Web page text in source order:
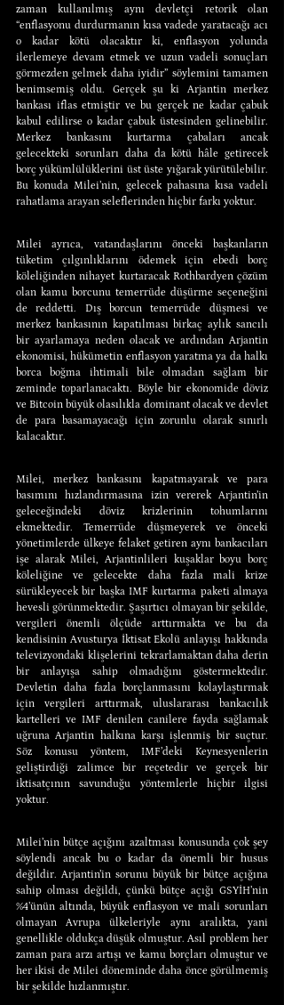
zaman kullanılmış aynı devletçi retorik olan
“enflasyonu durdurmanın kısa vadede yaratacağı acı
o kadar kötü olacaktır ki, enflasyon yolunda
ilerlemeye devam etmek ve uzun vadeli sonuçları
görmezden gelmek daha iyidir” söylemini tamamen
benimsemiş oldu. Gerçek şu ki Arjantin merkez
bankası iflas etmiştir ve bu gerçek ne kadar çabuk
kabul edilirse o kadar çabuk üstesinden gelinebilir.
Merkez bankasını kurtarma çabaları ancak
gelecekteki sorunları daha da kötü hâle getirecek
borç yükümlülüklerini üst üste yığarak yürütülebilir.
Bu konuda Milei’nin, gelecek pahasına kısa vadeli
rahatlama arayan seleflerinden hiçbir farkı yoktur.
Milei ayrıca, vatandaşlarını önceki başkanların
tüketim çılgınlıklarını ödemek için ebedi borç
köleliğinden nihayet kurtaracak Rothbardyen çözüm
olan kamu borcunu temerrüde düşürme seçeneğini
de reddetti. Dış borcun temerrüde düşmesi ve
merkez bankasının kapatılması birkaç aylık sancılı
bir ayarlamaya neden olacak ve ardından Arjantin
ekonomisi, hükümetin enflasyon yaratma ya da halkı
borca boğma ihtimali bile olmadan sağlam bir
zeminde toparlanacaktı. Böyle bir ekonomide döviz
ve Bitcoin büyük olasılıkla dominant olacak ve devlet
de para basamayacağı için zorunlu olarak sınırlı
kalacaktır.
Milei, merkez bankasını kapatmayarak ve para
basımını hızlandırmasına izin vererek Arjantin’in
geleceğindeki döviz krizlerinin tohumlarını
ekmektedir. Temerrüde düşmeyerek ve önceki
yönetimlerde ülkeye felaket getiren aynı bankacıları
işe alarak Milei, Arjantinlileri kuşaklar boyu borç
köleliğine ve gelecekte daha fazla mali krize
sürükleyecek bir başka IMF kurtarma paketi almaya
hevesli görünmektedir. Şaşırtıcı olmayan bir şekilde,
vergileri önemli ölçüde arttırmakta ve bu da
kendisinin Avusturya İktisat Ekolü anlayışı hakkında
televizyondaki klişelerini tekrarlamaktan daha derin
bir anlayışa sahip olmadığını göstermektedir.
Devletin daha fazla borçlanmasını kolaylaştırmak
için vergileri arttırmak, uluslararası bankacılık
kartelleri ve IMF denilen canilere fayda sağlamak
uğruna Arjantin halkına karşı işlenmiş bir suçtur.
Söz konusu yöntem, IMF’deki Keynesyenlerin
geliştirdiği zalimce bir reçetedir ve gerçek bir
iktisatçının savunduğu yöntemlerle hiçbir ilgisi
yoktur.
Milei’nin bütçe açığını azaltması konusunda çok şey
söylendi ancak bu o kadar da önemli bir husus
değildir. Arjantin’in sorunu büyük bir bütçe açığına
sahip olması değildi, çünkü bütçe açığı GSYİH’nin
%4’ünün altında, büyük enflasyon ve mali sorunları
olmayan Avrupa ülkeleriyle aynı aralıkta, yani
genellikle oldukça düşük olmuştur. Asıl problem her
zaman para arzı artışı ve kamu borçları olmuştur ve
her ikisi de Milei döneminde daha önce görülmemiş
bir şekilde hızlanmıştır.